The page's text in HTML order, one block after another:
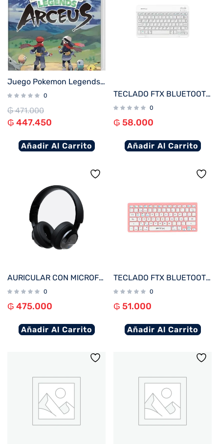
Juego Pokemon Legends Arceus para Nintendo Switch
0
₲471.000
₲ 447.450
Añadir Al Carrito
TECLADO FTX BLUETOOTH FTXB09 POR/BLANCO
0
₲ 58.000
Añadir Al Carrito
AURICULAR CON MICROFONO KLIP KNH-750GR HI-FI ANC/BLUETOOTH/3.5MM/GRIS
0
₲ 475.000
Añadir Al Carrito
TECLADO FTX BLUETOOTH FTXB1000 ULTRA SLIM POR/ROSA
0
₲ 51.000
Añadir Al Carrito